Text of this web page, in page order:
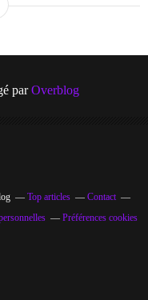
parOverblog
Top articles
Contact
Préférences cookies